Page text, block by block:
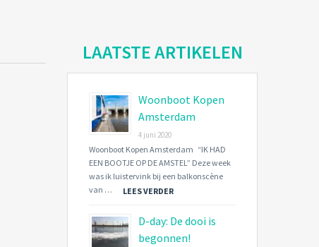
Connect with:
Forgot
password? SIGN IN
Remember me
LAATSTE ARTIKELEN
Woonboot Kopen
Amsterdam
4 juni 2020
Woonboot Kopen Amsterdam “IK HAD
EEN BOOTJE OP DE AMSTEL” Deze week
was ik luistervink bij een balkonscène
van …
LEES VERDER
D-day: De dooi is
begonnen!